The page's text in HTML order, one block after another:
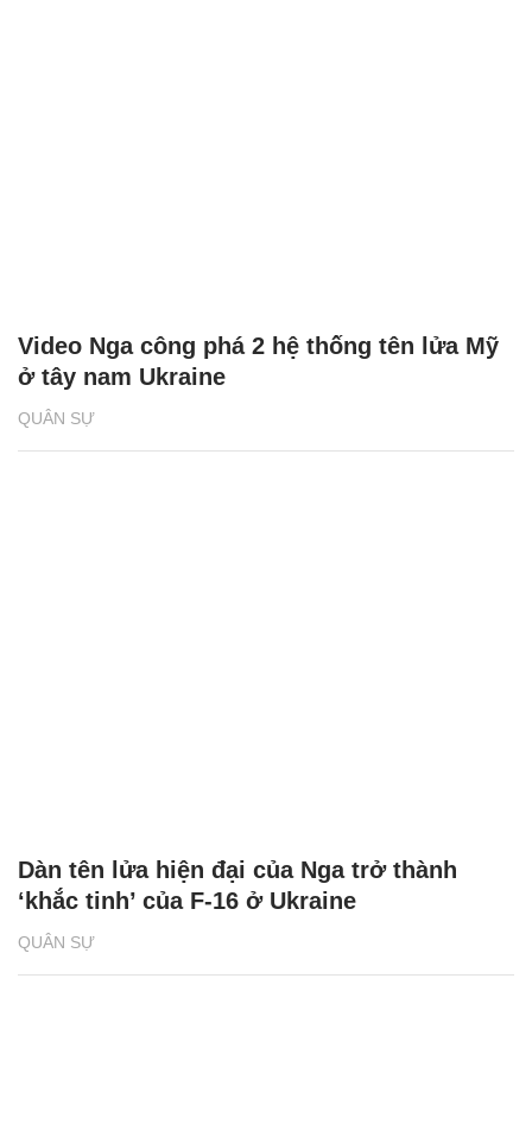
QUÂN SỰ
Video Nga công phá 2 hệ thống tên lửa Mỹ
ở tây nam Ukraine
QUÂN SỰ
Dàn tên lửa hiện đại của Nga trở thành
‘khắc tinh’ của F-16 ở Ukraine